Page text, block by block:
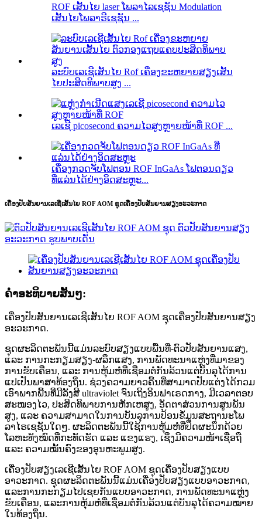
ROF ເສັ້ນໄຍ laser ໂພລາໄລເຊຊັນ Modulation
ເສັ້ນໄຍໂພລາຣີເຊຊັນ ...
ລະບົບເລເຊີເສັ້ນໄຍ Rof ເຄື່ອງຂະຫຍາຍສຽງເສັ້ນ
ໄຍປະສິດທິພາບສູງ ...
ເລເຊີ picosecond ຄວາມໄວສູງຫຼາຍໜ້າທີ່ ROF ...
ເຄື່ອງກວດຈັບໂຟຕອນ ROF InGaAs ໂຟຕອນດຽວ
ທີ່ແລ່ນໄດ້ຢ່າງອິດສະຫຼະ...
ເຄື່ອງປັບສັນຍານເລເຊີເສັ້ນໄຍ ROF AOM ຊຸດເຄື່ອງປັບສັນຍານສຽງອະວະກາດ
ຄໍາອະທິບາຍສັ້ນໆ:
ເຄື່ອງປັບສັນຍານເລເຊີເສັ້ນໄຍ ROF AOM ຊຸດເຄື່ອງປັບສັນຍານສຽງ
ອະວະກາດ.
ຊຸດຜະລິດຕະພັນນີ້ແມ່ນລະບົບສຽງແບບພື້ນທີ່-ຕົວປັບສັນຍານແສງ,
ແລະ ການກະກຽມສຽງ-ຜລຶກແສງ, ການພັດທະນາແຫຼ່ງທີ່ມາຂອງ
ການຂັບເຄື່ອນ, ແລະ ການຫຸ້ມຫໍ່ທີ່ເຊື່ອມຕໍ່ກັນລ້ວນແຕ່ບັນລຸໄດ້ການ
ແປເປັນພາສາທ້ອງຖິ່ນ. ຊ່ວງຄວາມຍາວຄື້ນທີ່ສາມາດປັບແຕ່ງໄດ້ກວມ
ເອົາພາກພື້ນທີ່ມີລັງສີ ultraviolet ຈົນເຖິງອິນຟາເຣດກາງ, ມີເວລາຕອບ
ສະໜອງໄວ, ປະສິດທິພາບການຫັກເຫສູງ, ອັດຕາສ່ວນການສູນພັນ
ສູງ, ແລະ ຄວາມສາມາດໃນການບັນລຸການປ້ອນຂໍ້ມູນສະຖານະໂພ
ລາໄຣເຊຊັນໃດໆ. ຜະລິດຕະພັນນີ້ໃຊ້ການຫຸ້ມຫໍ່ທີ່ປິດຜະນຶກດ້ວຍ
ໂລຫະທັງໝົດທີ່ກະທັດຮັດ ແລະ ແຂງແຮງ, ເຊິ່ງມີຄວາມໜ້າເຊື່ອຖື
ແລະ ຄວາມໝັ້ນຄົງຂອງອຸນຫະພູມສູງ.
ເຄື່ອງປັບສຽງເລເຊີເສັ້ນໄຍ ROF AOM ຊຸດເຄື່ອງປັບສຽງແບບ
ອາວະກາດ. ຊຸດຜະລິດຕະພັນນີ້ແມ່ນເຄື່ອງປັບສຽງແບບອາວະກາດ,
ແລະການກະກຽມໄປເຊຍກັນແບບອາວະກາດ, ການພັດທະນາແຫຼ່ງ
ຂັບເຄື່ອນ, ແລະການຫຸ້ມຫໍ່ທີ່ເຊື່ອມຕໍ່ກັນລ້ວນແຕ່ບັນລຸໄດ້ຄວາມໝາຍ
ໃນທ້ອງຖິ່ນ.